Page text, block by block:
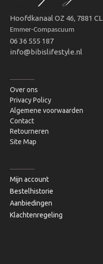
Hoofdkanaal OZ 46, 7881 CL
Emmer-Compascuum
06 36 555 187
info@bibislifestyle.nl
Over ons
Privacy Policy
Algemene voorwaarden
Contact
Retourneren
Site Map
Mijn account
Bestelhistorie
Aanbiedingen
Klachtenregeling